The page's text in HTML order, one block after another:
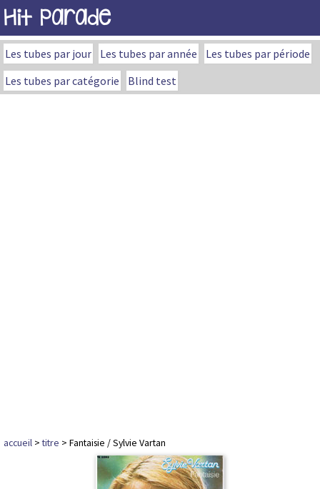
Hit Parade
Les tubes par jour Les tubes par année
Les tubes par période
Les tubes par catégorie
Blind test
accueil >titre > Fantaisie / Sylvie Vartan